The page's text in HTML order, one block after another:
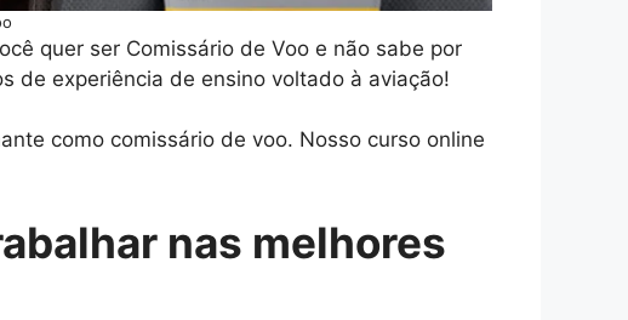
quer ser Comissário de Voo e não sabe por
de experiência de ensino voltado à aviação!
como comissário de voo. Nosso curso online
nas melhores